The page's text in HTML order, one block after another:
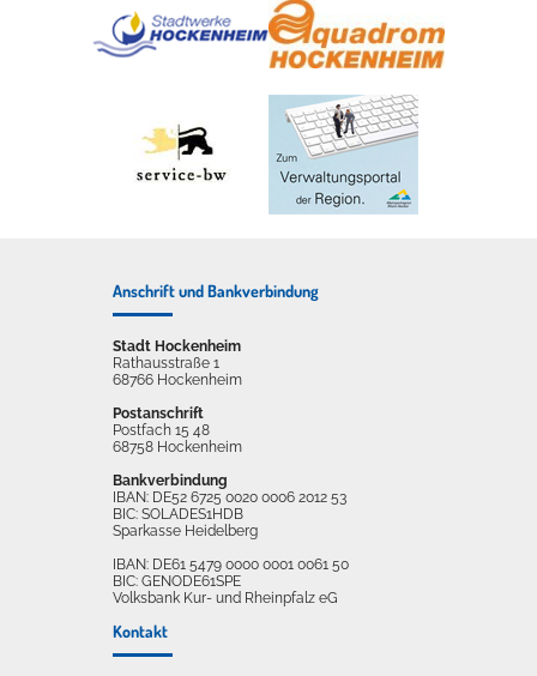
Anschrift und Bankverbindung
Stadt Hockenheim
Rathausstraße 1
68766 Hockenheim
Postanschrift
Postfach 15 48
68758 Hockenheim
Bankverbindung
IBAN: DE52 6725 0020 0006 2012 53
BIC: SOLADES1HDB
Sparkasse Heidelberg
IBAN: DE61 5479 0000 0001 0061 50
BIC: GENODE61SPE
Volksbank Kur- und Rheinpfalz eG
Kontakt